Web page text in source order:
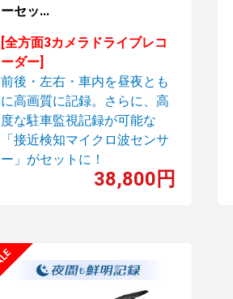
ーセッ...
[全方面3カメラドライブレコ
ーダー]
前後・左右・車内を昼夜とも
に高画質に記録。さらに、高
度な駐車監視記録が可能な
「接近検知マイクロ波センサ
ー」がセットに！
38,800円